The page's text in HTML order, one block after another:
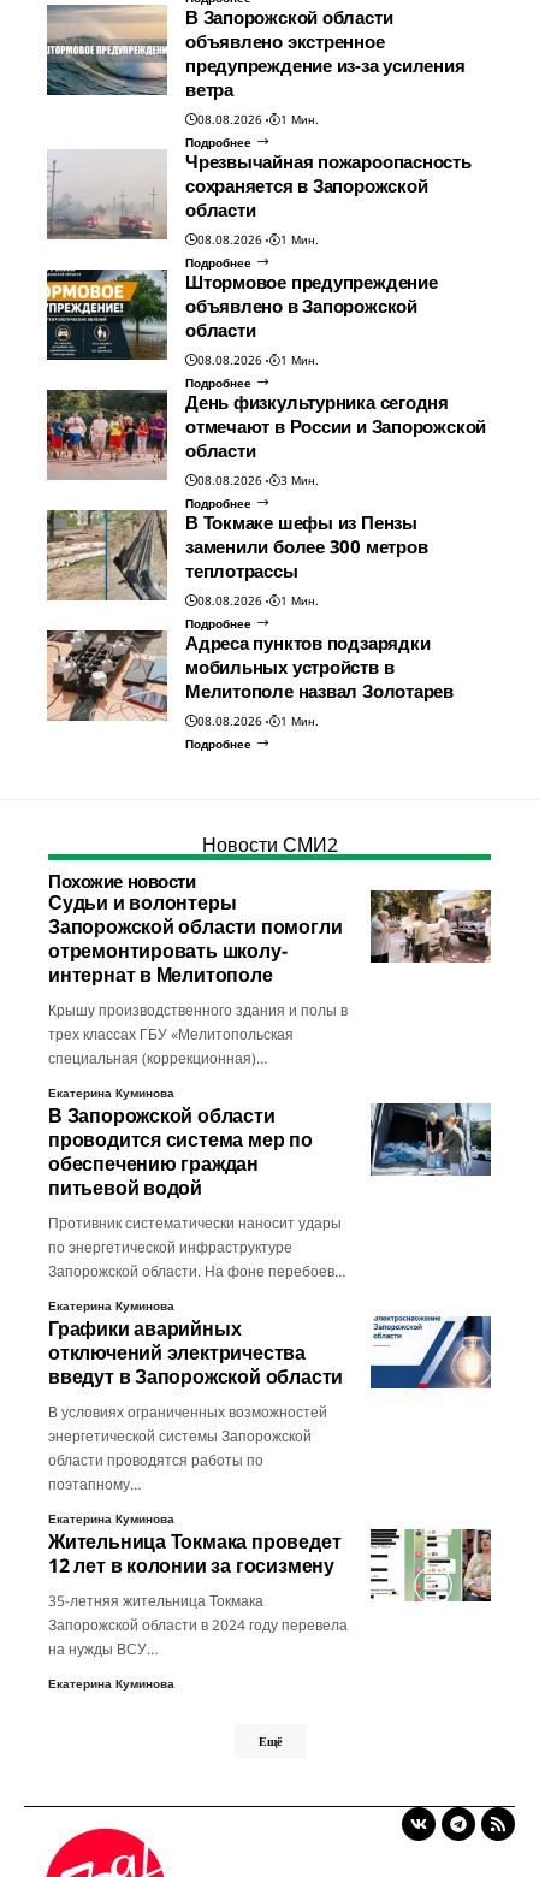
В Запорожской области
объявлено экстренное
предупреждение из-за усиления
ветра
08.08.2026
1 Мин.
Подробнее
Чрезвычайная пожароопасность
сохраняется в Запорожской
области
08.08.2026
1 Мин.
Подробнее
Штормовое предупреждение
объявлено в Запорожской
области
08.08.2026
1 Мин.
Подробнее
День физкультурника сегодня
отмечают в России и Запорожской
области
08.08.2026
3 Мин.
Подробнее
В Токмаке шефы из Пензы
заменили более 300 метров
теплотрассы
08.08.2026
1 Мин.
Подробнее
Адреса пунктов подзарядки
мобильных устройств в
Мелитополе назвал Золотарев
08.08.2026
1 Мин.
Подробнее
Новости СМИ2
Похожие новости
Судьи и волонтеры
Запорожской области помогли
отремонтировать школу-
интернат в Мелитополе
Крышу производственного здания и полы в
трех классах ГБУ «Мелитопольская
специальная (коррекционная)…
Екатерина Куминова
В Запорожской области
проводится система мер по
обеспечению граждан
питьевой водой
Противник систематически наносит удары
по энергетической инфраструктуре
Запорожской области. На фоне перебоев…
Екатерина Куминова
Графики аварийных
отключений электричества
введут в Запорожской области
В условиях ограниченных возможностей
энергетической системы Запорожской
области проводятся работы по
поэтапному…
Екатерина Куминова
Жительница Токмака проведет
12 лет в колонии за госизмену
35-летняя жительница Токмака
Запорожской области в 2024 году перевела
на нужды ВСУ…
Екатерина Куминова
Ещё